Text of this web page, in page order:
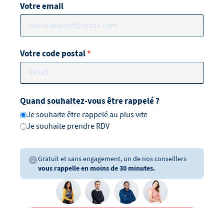
Votre email
Votre code postal*
Quand souhaitez-vous être rappelé ?
Je souhaite être rappelé au plus vite
Je souhaite prendre RDV
Gratuit et sans engagement, un de nos conseillers
vous rappelle en moins de 30 minutes.